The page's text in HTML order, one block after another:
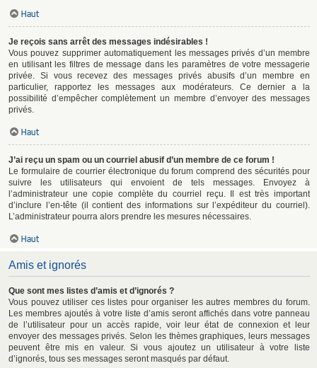
Haut
Je reçois sans arrêt des messages indésirables !
Vous pouvez supprimer automatiquement les messages privés d’un membre
en utilisant les filtres de message dans les paramètres de votre messagerie
privée. Si vous recevez des messages privés abusifs d’un membre en
particulier, rapportez les messages aux modérateurs. Ce dernier a la
possibilité d’empêcher complètement un membre d’envoyer des messages
privés.
Haut
J’ai reçu un spam ou un courriel abusif d’un membre de ce forum !
Le formulaire de courrier électronique du forum comprend des sécurités pour
suivre les utilisateurs qui envoient de tels messages. Envoyez à
l’administrateur une copie complète du courriel reçu. Il est très important
d’inclure l’en-tête (il contient des informations sur l’expéditeur du courriel).
L’administrateur pourra alors prendre les mesures nécessaires.
Haut
Amis et ignorés
Que sont mes listes d’amis et d’ignorés ?
Vous pouvez utiliser ces listes pour organiser les autres membres du forum.
Les membres ajoutés à votre liste d’amis seront affichés dans votre panneau
de l’utilisateur pour un accès rapide, voir leur état de connexion et leur
envoyer des messages privés. Selon les thèmes graphiques, leurs messages
peuvent être mis en valeur. Si vous ajoutez un utilisateur à votre liste
d’ignorés, tous ses messages seront masqués par défaut.